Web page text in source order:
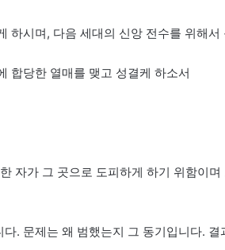
하시며, 다음 세대의 신앙 전수를 위해
합당한 열매를 맺고 성결케 하소서
자가 그 곳으로 도피하게 하기 위함이
. 문제는 왜 범했는지 그 동기입니다.